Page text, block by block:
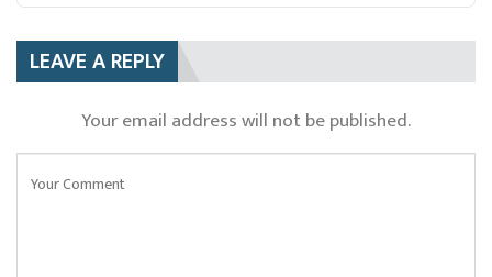
LEAVE A REPLY
Your email address will not be published.